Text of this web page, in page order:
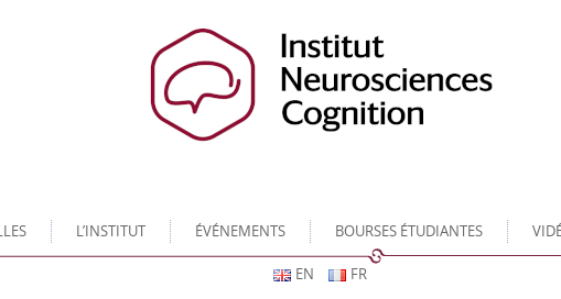
L’INSTITUT ÉVÉNEMENTS BOURSES ÉTUDIANTES
EN FR